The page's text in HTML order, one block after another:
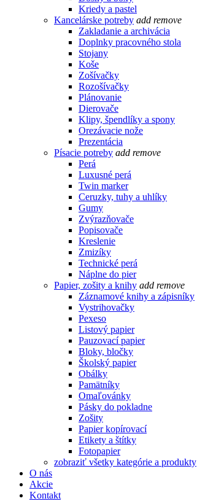
Kriedy a pastel
Kancelárske potreby add remove
Zakladanie a archivácia
Doplnky pracovného stola
Stojany
Koše
Zošívačky
Rozošívačky
Plánovanie
Dierovače
Klipy, špendlíky a spony
Orezávacie nože
Prezentácia
Písacie potreby add remove
Perá
Luxusné perá
Twin marker
Ceruzky, tuhy a uhlíky
Gumy
Zvýrazňovače
Popisovače
Kreslenie
Zmizíky
Technické perá
Náplne do pier
Papier, zošity a knihy add remove
Záznamové knihy a zápisníky
Vystrihovačky
Pexeso
Listový papier
Pauzovací papier
Bloky, bločky
Školský papier
Obálky
Pamätníky
Omaľovánky
Pásky do pokladne
Zošity
Papier kopírovací
Etikety a štítky
Fotopapier
zobraziť všetky kategórie a produkty
O nás
Akcie
Kontakt